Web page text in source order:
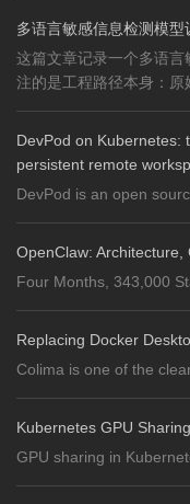
多语言敏感信息检测模型
这篇文章记录一个多语
注的是工程路径本身：原
DevPod on Kubernetes:
persistent remote
DevPod is an open
OpenClaw:
Four Months, 343,000
Replacing Docker
Colima is one of the
Kubernetes GPU Sharing
GPU sharing in